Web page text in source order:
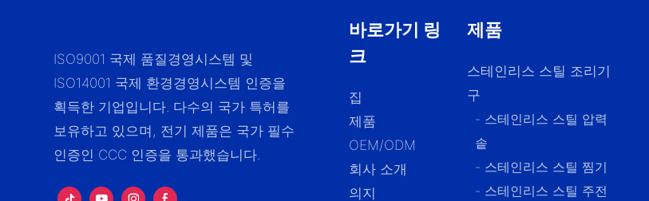
ISO9001 국제 품질경영시스템 및
ISO14001 국제 환경경영시스템 인증을
획득한 기업입니다. 다수의 국가 특허를
보유하고 있으며, 전기 제품은 국가 필수
인증인 CCC 인증을 통과했습니다.
바로가기 링
크
집
제품
OEM/ODM
회사 소개
의지
제품
스테인리스 스틸 조리기
구
- 스테인리스 스틸 압력
솥
- 스테인리스 스틸 찜기
- 스테인리스 스틸 주전